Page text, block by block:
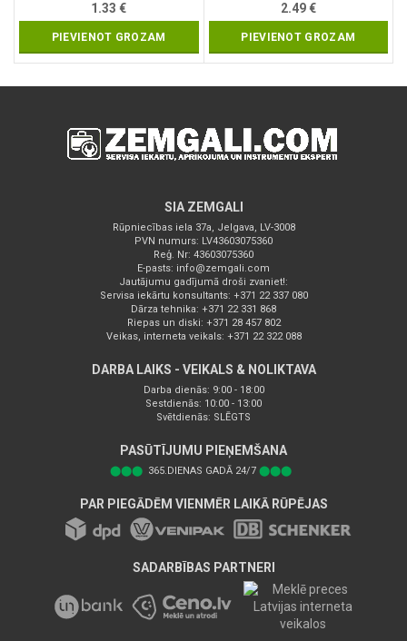
1.33€
PIEVIENOT GROZAM
2.49€
PIEVIENOT GROZAM
SIA ZEMGALI
Rūpniecības iela 37a, Jelgava, LV-3008
PVN numurs: LV43603075360
Reģ. Nr: 43603075360
E-pasts: info@zemgali.com
Jautājumu gadījumā droši zvaniet!:
Servisa iekārtu konsultants: +371 22 337 080
Dārza tehnika: +371 22 331 868
Riepas un diski: +371 28 457 802
Veikas, interneta veikals: +371 22 322 088
DARBA LAIKS - VEIKALS & NOLIKTAVA
Darba dienās: 9:00 - 18:00
Sestdienās: 10:00 - 13:00
Svētdienās: SLĒGTS
PASŪTĪJUMU PIEŅEMŠANA
⬤⬤⬤ 365.DIENAS GADĀ 24/7 ⬤⬤⬤
PAR PIEGĀDĒM VIENMĒR LAIKĀ RŪPĒJAS
SADARBĪBAS PARTNERI